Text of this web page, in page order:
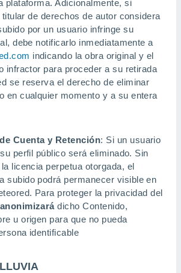
plataforma. Adicionalmente, si
de derechos de autor considera
por un usuario infringe su
debe notificarlo inmediatamente a
indicando la obra original y el
infractor para proceder a su retirada
se reserva el derecho de eliminar
en cualquier momento y a su entera
Cuenta y Retención: Si un usuario
perfil público será eliminado. Sin
licencia perpetua otorgada, el
subido podrá permanecer visible en
Para proteger la privacidad del
anonimizarádicho Contenido,
u origen para que no pueda
identificable